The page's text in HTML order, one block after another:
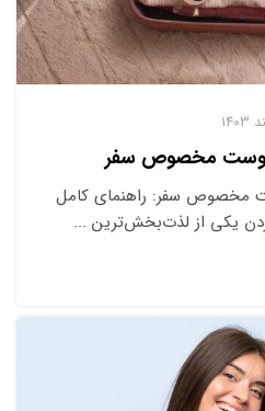
پوست مخصوص سفر
مخصوص سفر: راهنمای کامل
یکی از لذت‌بخش‌ترین ...